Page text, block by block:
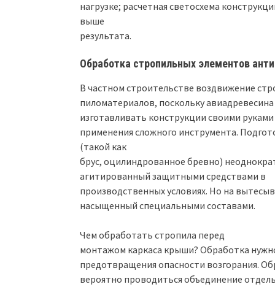
нагрузке; расчетная светосхема
выше
результата.
Обработка стропильных элементов
В частном строительстве воздвижение
пиломатериалов, поскольку
изготавливать конструкции своими руками
применения сложного инструмента.
(такой как
брус, оцилиндрованное бревно)
агитированный защитными средствами в
производственных условиях. Но на
насыщенный специальными составами.
Чем обработать стропила перед
монтажом каркаса крыши? Обработка
предотвращения опасности возгорания.
вероятно проводиться объединение